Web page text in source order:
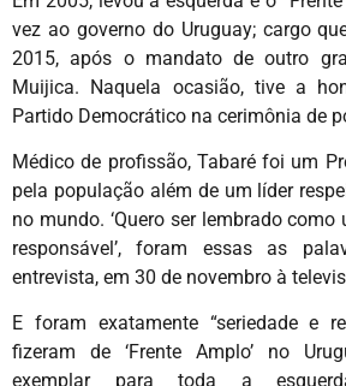
vez ao governo do Uruguay; cargo
2015, após o mandato de outro
Muijica. Naquela ocasião, tive a
Partido Democrático na cerimônia de
Médico de profissão, Tabaré foi um
pela população além de um líder
no mundo. ‘Quero ser lembrado como
responsável’, foram essas as
entrevista, em 30 de novembro à
E foram exatamente “seriedade e
fizeram de ‘Frente Amplo’ no
exemplar para toda a